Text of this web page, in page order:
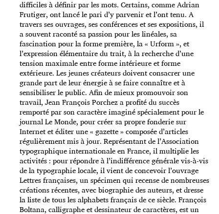
difficiles à définir par les mots. Certains, comme Adrian
Frutiger, ont lancé le pari d’y parvenir et l’ont tenu. A
travers ses ouvrages, ses conférences et ses expositions, il
a souvent raconté sa passion pour les linéales, sa
fascination pour la forme première, la « Urform », et
l’expression élémentaire du trait, à la recherche d’une
tension maximale entre forme intérieure et forme
extérieure. Les jeunes créateurs doivent consacrer une
grande part de leur énergie à se faire connaître et à
sensibiliser le public. Afin de mieux promouvoir son
travail, Jean François Porchez a profité du succès
remporté par son caractère imaginé spécialement pour le
journal Le Monde, pour créer sa propre fonderie sur
Internet et éditer une « gazette » composée d’articles
régulièrement mis à jour. Représentant de l’Association
typographique internationale en France, il multiplie les
activités : pour répondre à l’indifférence générale vis-à-vis
de la typographie locale, il vient de concevoir l’ouvrage
Lettres françaises, un spécimen qui recense de nombreuses
créations récentes, avec biographie des auteurs, et dresse
la liste de tous les alphabets français de ce siècle. François
Boltana, calligraphe et dessinateur de caractères, est un